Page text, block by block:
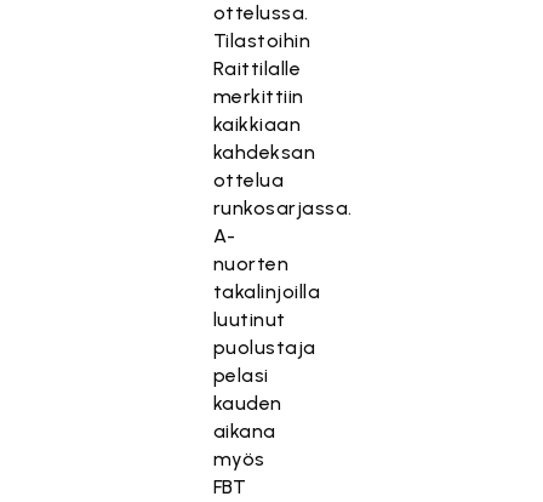
ottelussa.
Tilastoihin
Raittilalle
merkittiin
kaikkiaan
kahdeksan
ottelua
runkosarjassa.
A-
nuorten
takalinjoilla
luutinut
puolustaja
pelasi
kauden
aikana
myös
FBT